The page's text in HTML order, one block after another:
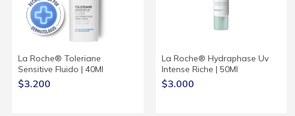
La Roche® Toleriane
Sensitive Fluido | 40Ml
$3.200
La Roche® Hydraphase Uv
Intense Riche | 50Ml
$3.000